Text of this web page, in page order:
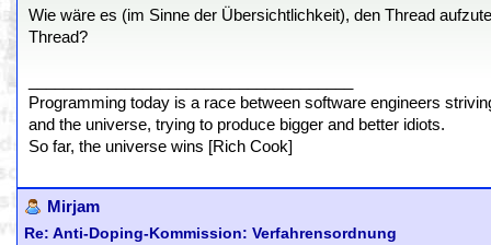
Wie wäre es (im Sinne der Übersichtlichkeit), den Thread
Thread?
Programming today is a race between software engineers
and the universe, trying to produce bigger and better idiots.
So far, the universe wins [Rich Cook]
Mirjam
Re: Anti-Doping-Kommission: Verfahrensordnung